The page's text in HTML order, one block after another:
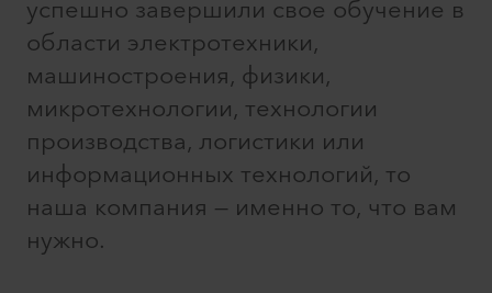
успешно завершили свое обучение в
области электротехники,
машиностроения, физики,
микротехнологии, технологии
производства, логистики или
информационных технологий, то
наша компания — именно то, что вам
нужно.